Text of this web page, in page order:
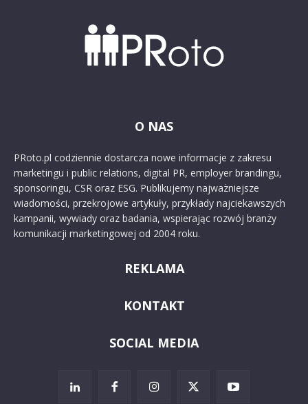
O NAS
PRoto.pl codziennie dostarcza nowe informacje z zakresu
marketingu i public relations, digital PR, employer brandingu,
sponsoringu, CSR oraz ESG. Publikujemy najważniejsze
wiadomości, przekrojowe artykuły, przykłady najciekawszych
kampanii, wywiady oraz badania, wspierając rozwój branży
komunikacji marketingowej od 2004 roku.
REKLAMA
KONTAKT
SOCIAL MEDIA